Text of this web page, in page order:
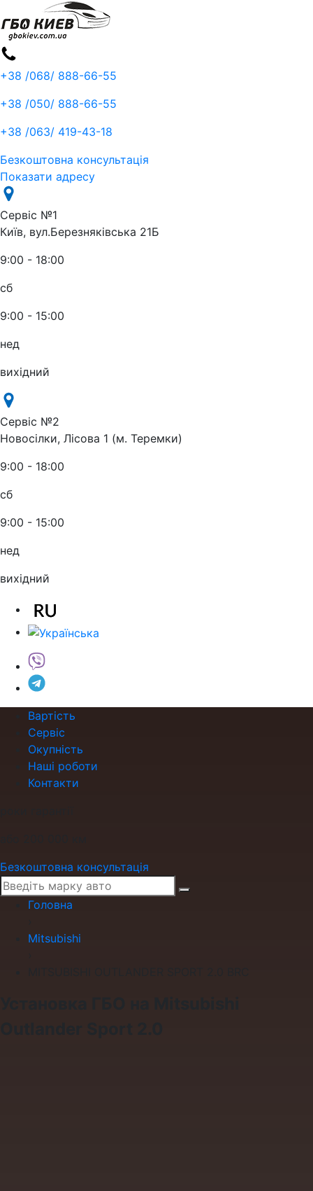
+38 /068/ 888-66-55
+38 /050/ 888-66-55
+38 /063/ 419-43-18
Безкоштовна консультація
Показати адресу
Сервіс №1
Київ, вул.Березняківська 21Б
9:00 - 18:00
сб
9:00 - 15:00
нед
вихідний
Сервіс №2
Новосілки, Лісова 1 (м. Теремки)
9:00 - 18:00
сб
9:00 - 15:00
нед
вихідний
Вартість
Сервіс
Окупність
Наші роботи
Контакти
Безкоштовна консультація
Головна
Mitsubishi